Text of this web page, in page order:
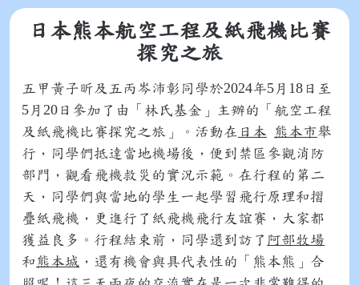
日本熊本航空工程及紙飛機比賽
探究之旅
五甲黃子昕及五丙岑沛彰同學於2024年5 月 18 日至
5 月 20 日參加了由「林氏基金」主辦的「航空工程
及紙飛機比賽探究之旅」。活動在 日本 熊本市舉
行，同學們抵達當地機場後，便到禁區參觀消防
部門，觀看飛機救災的實況示範。在行程的第二
天，同學們與當地的學生一起學習飛行原理和摺
疊紙飛機，更進行了紙飛機飛行友誼賽，大家都
獲益良多。行程結束前，同學還到訪了 阿部牧場
和 熊本城 ，還有機會與具代表性的「熊本熊」合